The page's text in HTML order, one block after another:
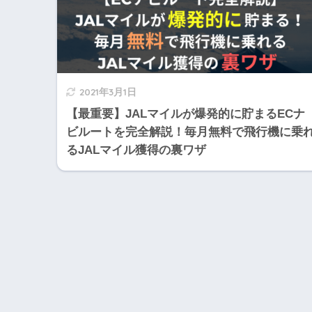
2021年3月1日
【最重要】JALマイルが爆発的に貯まるECナ
ビルートを完全解説！毎月無料で飛行機に乗
るJALマイル獲得の裏ワザ